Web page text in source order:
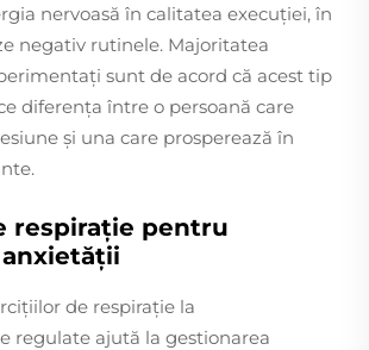
nervoasă în calitatea execuției, în
negativ rutinele. Majoritatea
sunt de acord că acest tip
diferența între o persoană care
și una care prosperează în
respirație pentru
de respirație la
regulate ajută la gestionarea